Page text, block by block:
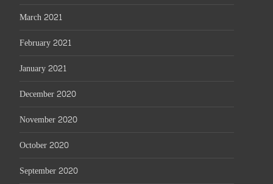
March 2021
February 2021
January 2021
December 2020
November 2020
October 2020
September 2020